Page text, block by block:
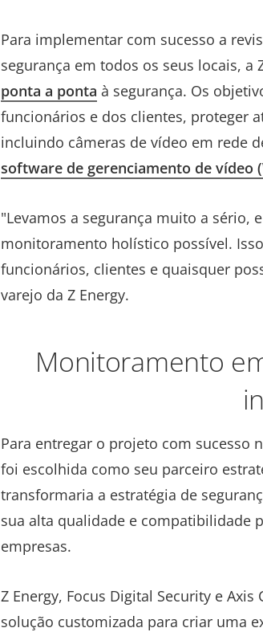
Para implementar com sucesso a
segurança em todos os seus locais, a
ponta a ponta à segurança. Os
funcionários e dos clientes, proteger
incluindo câmeras de vídeo em rede
software de gerenciamento de vídeo
"Levamos a segurança muito a sério,
monitoramento holístico possível.
funcionários, clientes e quaisquer
varejo da Z Energy.
Monitoramento
Para entregar o projeto com sucesso
foi escolhida como seu parceiro
transformaria a estratégia de
sua alta qualidade e compatibilidade
empresas.
Z Energy, Focus Digital Security e
solução customizada para criar uma